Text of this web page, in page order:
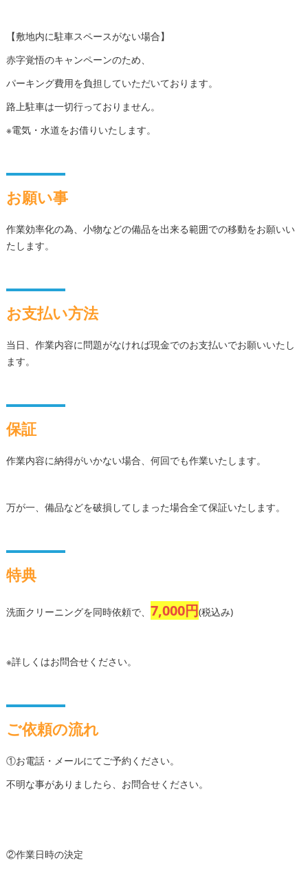
【敷地内に駐車スペースがない場合】
赤字覚悟のキャンペーンのため、
パーキング費用を負担していただいております。
路上駐車は一切行っておりません。
※電気・水道をお借りいたします。
お願い事
作業効率化の為、小物などの備品を出来る範囲での移動をお願いい
たします。
お支払い方法
当日、作業内容に問題がなければ現金でのお支払いでお願いいたし
ます。
保証
作業内容に納得がいかない場合、何回でも作業いたします。
万が一、備品などを破損してしまった場合全て保証いたします。
特典
洗面クリーニングを同時依頼で、 7,000円(税込み)
※詳しくはお問合せください。
ご依頼の流れ
①お電話・メールにてご予約ください。
不明な事がありましたら、お問合せください。
②作業日時の決定